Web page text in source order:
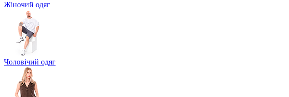
Жіночий одяг
Чоловічий одяг